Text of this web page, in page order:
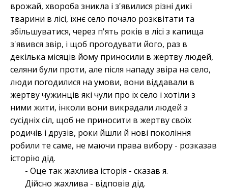
врожай, хвороба зникла і з'явилися різні дикі
тварини в лісі, їхнє село почало розквітати та
збільшуватися, через п'ять років в лісі з капища
з'явився звір, і щоб прогодувати його, раз в
декілька місяців йому приносили в жертву людей,
селяни були проти, але після нападу звіра на село,
люди погодилися на умови, вони віддавали в
жертву чужинців які чули про їх село і хотіли з
ними жити, інколи вони викрадали людей з
сусідніх сіл, щоб не приносити в жертву своїх
родичів і друзів, роки йшли й нові покоління
робили те саме, не маючи права вибору - розказав
історію дід.
- Оце так жахлива історія - сказав я.
Дійсно жахлива - відповів дід.